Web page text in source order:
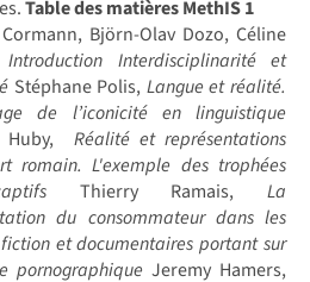
Table des matières MethIS 1
Björn-Olav Dozo, Céline
Introduction Interdisciplinarité et
Stéphane Polis, Langue et réalité.
de l’iconicité en linguistique
Réalité et représentations
romain. L'exemple des trophées
Thierry Ramais, La
du consommateur dans les
et documentaires portant sur
pornographique Jeremy Hamers,